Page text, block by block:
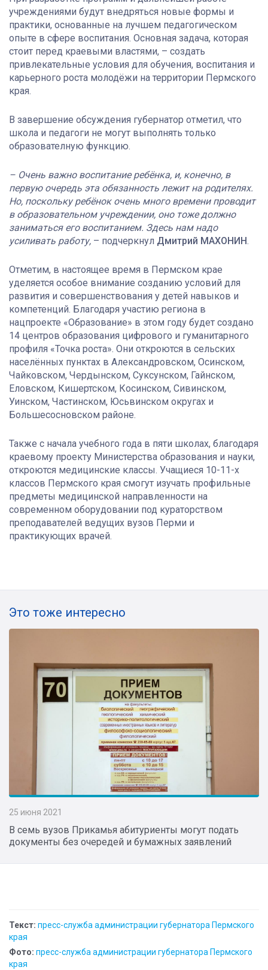
учреждениями будут внедряться новые формы и
практики, основанные на лучшем педагогическом
опыте в сфере воспитания. Основная задача, которая
стоит перед краевыми властями, – создать
привлекательные условия для обучения, воспитания и
карьерного роста молодёжи на территории Пермского
края.
В завершение обсуждения губернатор отметил, что
школа и педагоги не могут выполнять только
образователную функцию.
– Очень важно воспитание ребёнка, и, конечно, в
первую очередь эта обязанность лежит на родителях.
Но, поскольку ребёнок очень много времени проводит
в образовательном учреждении, оно тоже должно
заниматься его воспитанием. Здесь нам надо
усиливать работу, – подчеркнул Дмитрий МАХОНИН.
Отметим, в настоящее время в Пермском крае
уделяется особое внимание созданию условий для
развития и совершенствования у детей навыков и
компетенций. Благодаря участию региона в
нацпроекте «Образование» в этом году будет создано
14 центров образования цифрового и гуманитарного
профиля «Точка роста». Они откроются в сельских
населённых пунктах в Александровском, Осинском,
Чайковском, Чердынском, Суксунском, Гайнском,
Еловском, Кишертском, Косинском, Сивинском,
Уинском, Частинском, Юсьвинском округах и
Большесосновском районе.
Также с начала учебного года в пяти школах, благодаря
краевому проекту Министерства образования и науки,
откроются медицинские классы. Учащиеся 10-11-х
классов Пермского края смогут изучать профильные
предметы медицинской направленности на
современном оборудовании под кураторством
преподавателей ведущих вузов Перми и
практикующих врачей.
Это тоже интересно
25 июня 2021
В семь вузов Прикамья абитуриенты могут подать
документы без очередей и бумажных заявлений
Текст: пресс-служба администрации губернатора Пермского
края
Фото: пресс-служба администрации губернатора Пермского
края